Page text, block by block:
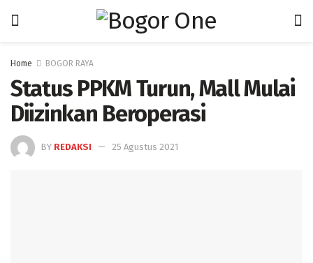
Home BOGOR RAYA
Status PPKM Turun, Mall Mulai
Diizinkan Beroperasi
BY REDAKSI 25 Agustus 2021